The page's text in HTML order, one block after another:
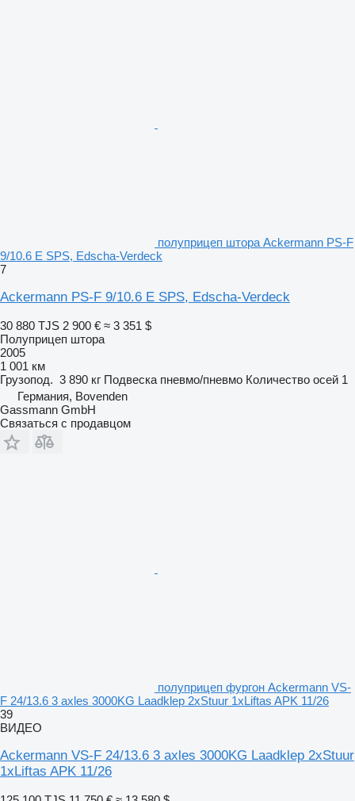
полуприцеп штора Ackermann PS-F
9/10.6 E SPS, Edscha-Verdeck
7
Ackermann PS-F 9/10.6 E SPS, Edscha-Verdeck
30 880 TJS 2 900 € ≈ 3 351 $
Полуприцеп штора
2005
1 001 км
Грузопод. 3 890 кг Подвеска пневмо/пневмо Количество осей 1
Германия, Bovenden
Gassmann GmbH
Связаться с продавцом
полуприцеп фургон Ackermann VS-
F 24/13.6 3 axles 3000KG Laadklep 2xStuur 1xLiftas APK 11/26
39
ВИДЕО
Ackermann VS-F 24/13.6 3 axles 3000KG Laadklep 2xStuur
1xLiftas APK 11/26